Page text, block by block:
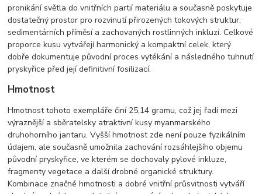
pronikání světla do vnitřních partií materiálu a současně poskytuje
dostatečný prostor pro rozvinutí přirozených tokových struktur,
sedimentárních příměsí a zachovaných rostlinných inkluzí. Celkové
proporce kusu vytvářejí harmonický a kompaktní celek, který
dobře dokumentuje původní proces vytékání a následného tuhnutí
pryskyřice před její definitivní fosilizací.
Hmotnost
Hmotnost tohoto exempláře činí 25,14 gramu, což jej řadí mezi
výraznější a sběratelsky atraktivní kusy myanmarského
druhohorního jantaru. Vyšší hmotnost zde není pouze fyzikálním
údajem, ale současně umožnila zachování rozsáhlejšího objemu
původní pryskyřice, ve kterém se dochovaly pylové inkluze,
fragmenty vegetace a další drobné organické struktury.
Kombinace značné hmotnosti a dobré vnitřní průsvitnosti vytváří